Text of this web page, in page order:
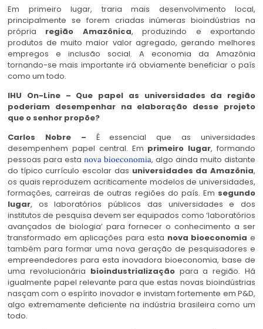
Em primeiro lugar, traria mais desenvolvimento local,
principalmente se forem criadas inúmeras bioindústrias na
própria região Amazônica, produzindo e exportando
produtos de muito maior valor agregado, gerando melhores
empregos e inclusão social. A economia da Amazônia
tornando-se mais importante irá obviamente beneficiar o país
como um todo.
IHU On-Line – Que papel as universidades da região
poderiam desempenhar na elaboração desse projeto
que o senhor propõe?
Carlos Nobre – É essencial que as universidades
desempenhem papel central. Em primeiro lugar, formando
pessoas para esta nova bioeconomia, algo ainda muito distante
do típico currículo escolar das universidades da Amazônia,
os quais reproduzem acriticamente modelos de universidades,
formações, carreiras de outras regiões do país. Em segundo
lugar, os laboratórios públicos das universidades e dos
institutos de pesquisa devem ser equipados como ‘laboratórios
avançados de biologia’ para fornecer o conhecimento a ser
transformado em aplicações para esta nova bioeconomia e
também para formar uma nova geração de pesquisadores e
empreendedores para esta inovadora bioeconomia, base de
uma revolucionária bioindustrializaçãopara a região. Há
igualmente papel relevante para que estas novas bioindústrias
nasçam com o espírito inovador e invistam fortemente em P&D,
algo extremamente deficiente na indústria brasileira como um
todo.